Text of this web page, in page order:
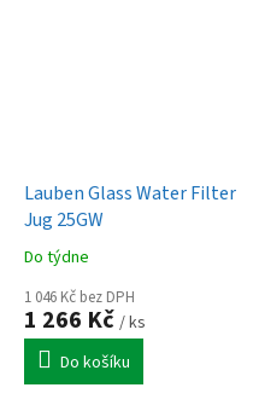
Lauben Glass Water Filter
Jug 25GW
Do týdne
1 046 Kč bez DPH
1 266 Kč / ks
Do košíku